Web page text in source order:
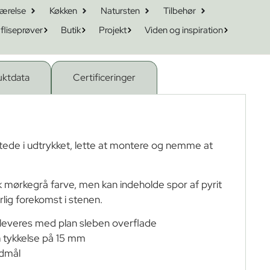
Køkken Natursten
Tilbehør
Butik Projekt Viden og inspiration
Certificeringer
i udtrykket, lette at montere og nemme at
mørkegrå farve, men kan indeholde spor af pyrit
forekomst i stenen.
med plan sleben overflade
på 15 mm